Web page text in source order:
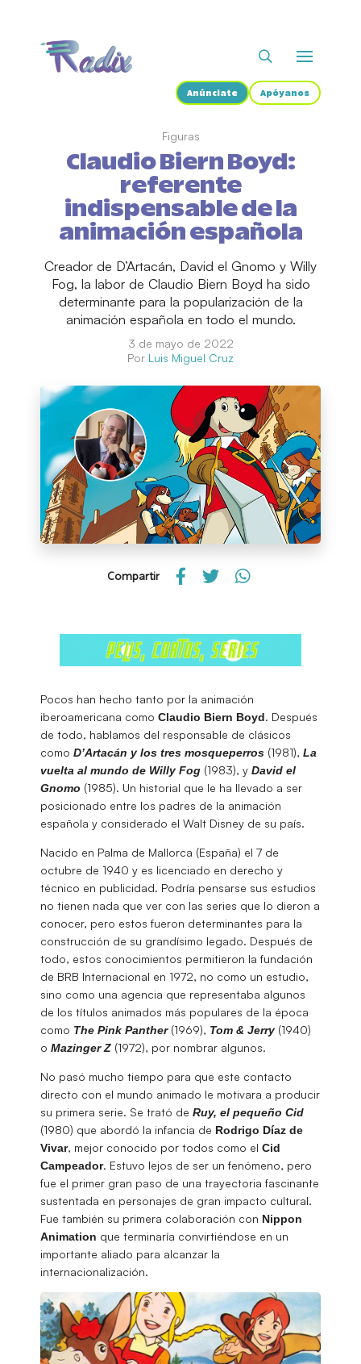
Anúnciate Apóyanos
Figuras
Claudio Biern Boyd:
referente
indispensable de la
animación española
Creador de D’Artacán, David el Gnomo y Willy
Fog, la labor de Claudio Biern Boyd ha sido
determinante para la popularización de la
animación española en todo el mundo.
3 de mayo de 2022
Por Luis Miguel Cruz
Compartir
Pocos han hecho tanto por la animación
iberoamericana como Claudio Biern Boyd. Después
de todo, hablamos del responsable de clásicos
como D’Artacán y los tres mosqueperros (1981), La
vuelta al mundo de Willy Fog (1983), y David el
Gnomo (1985). Un historial que le ha llevado a ser
posicionado entre los padres de la animación
española y considerado el Walt Disney de su país.
Nacido en Palma de Mallorca (España) el 7 de
octubre de 1940 y es licenciado en derecho y
técnico en publicidad. Podría pensarse sus estudios
no tienen nada que ver con las series que lo dieron a
conocer, pero estos fueron determinantes para la
construcción de su grandísimo legado. Después de
todo, estos conocimientos permitieron la fundación
de BRB Internacional en 1972, no como un estudio,
sino como una agencia que representaba algunos
de los títulos animados más populares de la época
como The Pink Panther (1969), Tom & Jerry (1940)
o Mazinger Z (1972), por nombrar algunos.
No pasó mucho tiempo para que este contacto
directo con el mundo animado le motivara a producir
su primera serie. Se trató de Ruy, el pequeño Cid
(1980) que abordó la infancia de Rodrigo Díaz de
Vivar, mejor conocido por todos como el Cid
Campeador. Estuvo lejos de ser un fenómeno, pero
fue el primer gran paso de una trayectoria fascinante
sustentada en personajes de gran impacto cultural.
Fue también su primera colaboración con Nippon
Animation que terminaría convirtiéndose en un
importante aliado para alcanzar la
internacionalización.